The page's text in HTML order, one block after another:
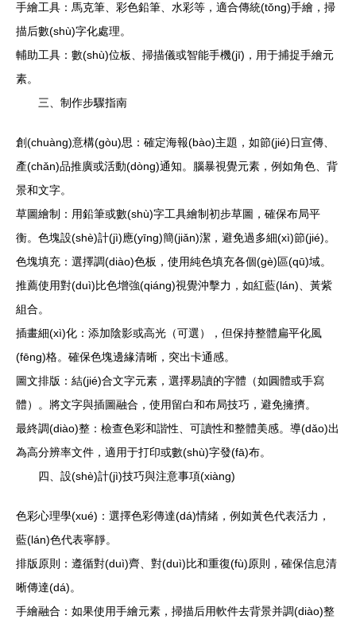
手繪工具：馬克筆、彩色鉛筆、水彩等，適合傳統(tǒng)手繪，掃
描后數(shù)字化處理。
輔助工具：數(shù)位板、掃描儀或智能手機(jī)，用于捕捉手繪元
素。
三、制作步驟指南
創(chuàng)意構(gòu)思：確定海報(bào)主題，如節(jié)日宣傳、
產(chǎn)品推廣或活動(dòng)通知。腦暴視覺元素，例如角色、背
景和文字。
草圖繪制：用鉛筆或數(shù)字工具繪制初步草圖，確保布局平
衡。色塊設(shè)計(jì)應(yīng)簡(jiǎn)潔，避免過多細(xì)節(jié)。
色塊填充：選擇調(diào)色板，使用純色填充各個(gè)區(qū)域。
推薦使用對(duì)比色增強(qiáng)視覺沖擊力，如紅藍(lán)、黃紫
組合。
插畫細(xì)化：添加陰影或高光（可選），但保持整體扁平化風
(fēng)格。確保色塊邊緣清晰，突出卡通感。
圖文排版：結(jié)合文字元素，選擇易讀的字體（如圓體或手寫
體）。將文字與插圖融合，使用留白和布局技巧，避免擁擠。
最終調(diào)整：檢查色彩和諧性、可讀性和整體美感。導(dǎo)出
為高分辨率文件，適用于打印或數(shù)字發(fā)布。
四、設(shè)計(jì)技巧與注意事項(xiàng)
色彩心理學(xué)：選擇色彩傳達(dá)情緒，例如黃色代表活力，
藍(lán)色代表寧靜。
排版原則：遵循對(duì)齊、對(duì)比和重復(fù)原則，確保信息清
晰傳達(dá)。
手繪融合：如果使用手繪元素，掃描后用軟件去背景并調(diào)整